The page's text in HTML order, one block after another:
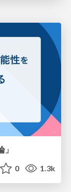
0 1.3k